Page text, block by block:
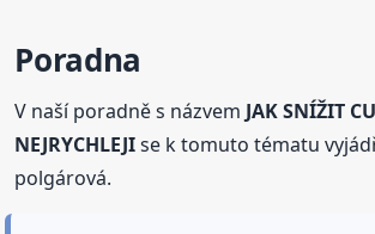
Poradna
V naší poradně s názvem JAK SNÍŽIT
NEJRYCHLEJIse k tomuto tématu
polgárová.